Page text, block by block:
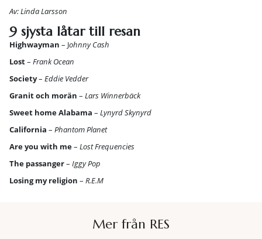
Av: Linda Larsson
9 sjysta låtar till resan
Highwayman – Johnny Cash
Lost– Frank Ocean
Society– Eddie Vedder
Granit och morän – Lars Winnerbäck
Sweet home Alabama – Lynyrd Skynyrd
California – Phantom Planet
Are you with me– Lost Frequencies
The passanger– Iggy Pop
Losing my religion – R.E.M
Mer från RES